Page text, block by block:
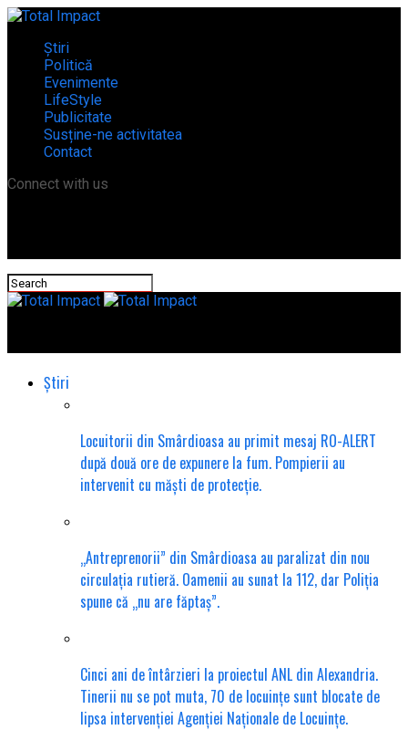
Știri
Politică
Evenimente
LifeStyle
Publicitate
Susține-ne activitatea
Contact
Connect with us
Știri
Locuitorii din Smârdioasa au primit mesaj RO-ALERT
după două ore de expunere la fum. Pompierii au
intervenit cu măști de protecție.
„Antreprenorii” din Smârdioasa au paralizat din nou
circulația rutieră. Oamenii au sunat la 112, dar Poliția
spune că „nu are făptaș”.
Cinci ani de întârzieri la proiectul ANL din Alexandria.
Tinerii nu se pot muta, 70 de locuințe sunt blocate de
lipsa intervenției Agenției Naționale de Locuințe.